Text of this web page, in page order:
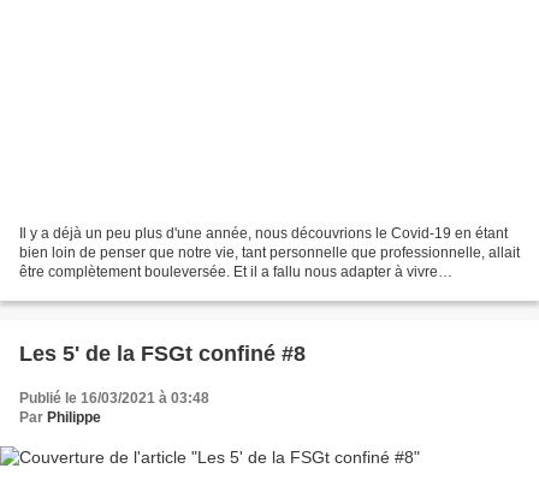
Il y a déjà un peu plus d'une année, nous découvrions le Covid-19 en étant
bien loin de penser que notre vie, tant personnelle que professionnelle, allait
être complètement bouleversée. Et il a fallu nous adapter à vivre
Les 5' de la FSGt confiné #8
Publié le 16/03/2021 à 03:48
Par Philippe